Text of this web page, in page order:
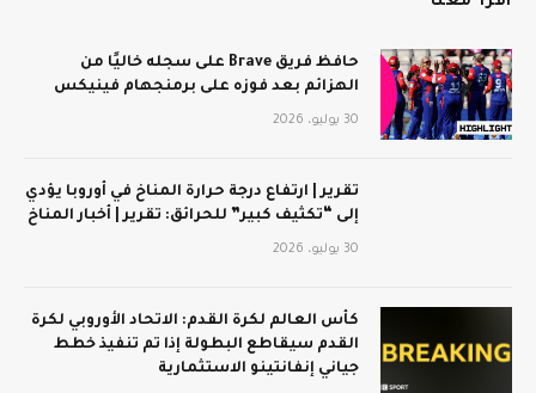
حافظ فريق Brave على سجله خاليًا من
الهزائم بعد فوزه على برمنجهام فينيكس
30 يوليو، 2026
تقرير | ارتفاع درجة حرارة المناخ في أوروبا يؤدي
إلى “تكثيف كبير” للحرائق: تقرير | أخبار المناخ
30 يوليو، 2026
كأس العالم لكرة القدم: الاتحاد الأوروبي لكرة
القدم سيقاطع البطولة إذا تم تنفيذ خطط
جياني إنفانتينو الاستثمارية